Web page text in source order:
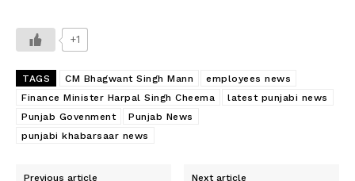
+1
TAGS CM Bhagwant Singh Mann
employees news
Finance Minister Harpal Singh Cheema
latest punjabi news
Punjab Govenment
Punjab News
punjabi khabarsaar news
Previous article Next article